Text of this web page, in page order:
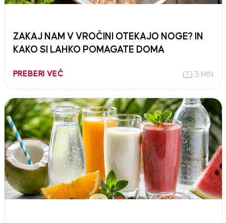
ZAKAJ NAM V VROČINI OTEKAJO NOGE? IN
KAKO SI LAHKO POMAGATE DOMA
PREBERI VEČ 3 MIN